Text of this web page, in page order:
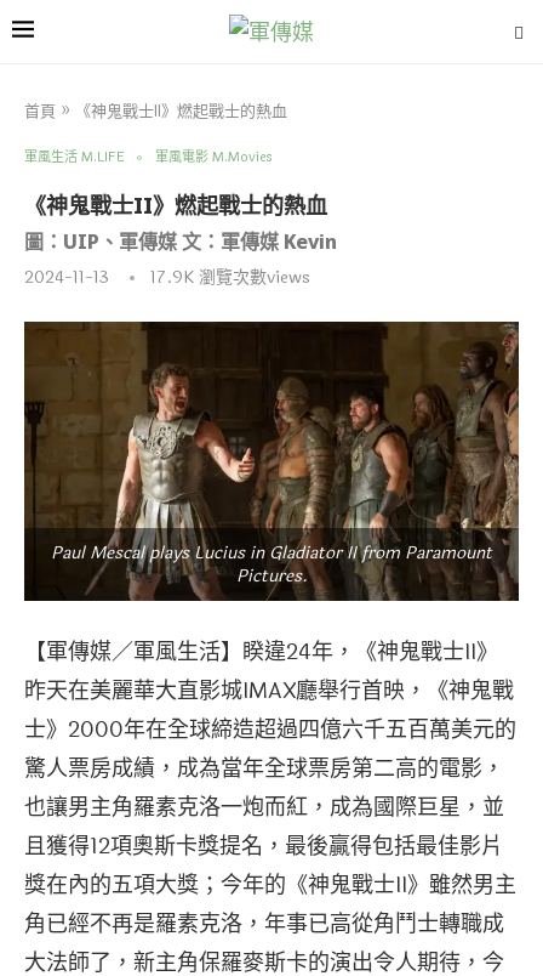
首頁 » 《神鬼戰士II》燃起戰士的熱血
軍風生活 M.LIFE 軍風電影 M.Movies
《神鬼戰士II》燃起戰士的熱血
圖：UIP、軍傳媒 文：軍傳媒 Kevin
2024-11-13 17.9K瀏覽次數views
Paul Mescal plays Lucius in Gladiator II from Paramount
Pictures.
【軍傳媒／軍風生活】睽違24年，《神鬼戰士II》
昨天在美麗華大直影城IMAX廳舉行首映，《神鬼戰
士》2000年在全球締造超過四億六千五百萬美元的
驚人票房成績，成為當年全球票房第二高的電影，
也讓男主角羅素克洛一炮而紅，成為國際巨星，並
且獲得12項奧斯卡獎提名，最後贏得包括最佳影片
獎在內的五項大獎；今年的《神鬼戰士II》雖然男主
角已經不再是羅素克洛，年事已高從角鬥士轉職成
大法師了，新主角保羅麥斯卡的演出令人期待，今